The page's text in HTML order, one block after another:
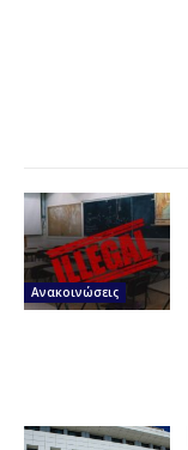
Ανακοινώσεις